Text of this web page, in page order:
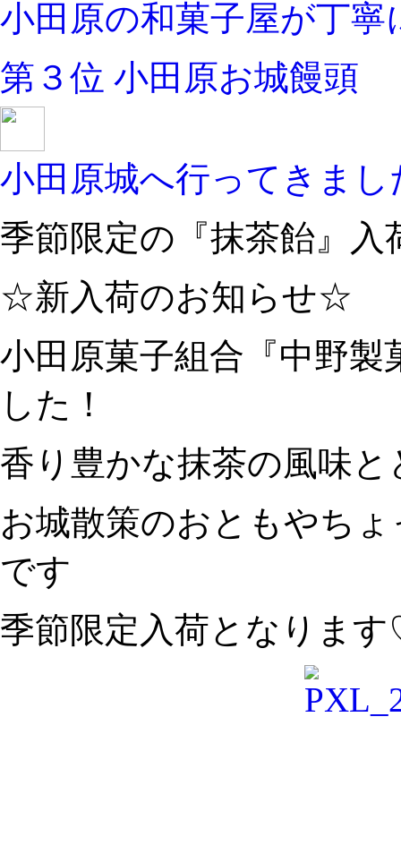
小田原の和菓子屋が丁
第３位 小田原お城饅頭
小田原城へ行ってきま
季節限定の『抹茶飴』入
☆新入荷のお知らせ☆
小田原菓子組合『中野
した！
香り豊かな抹茶の風味
お城散策のおともやち
です
季節限定入荷となりま